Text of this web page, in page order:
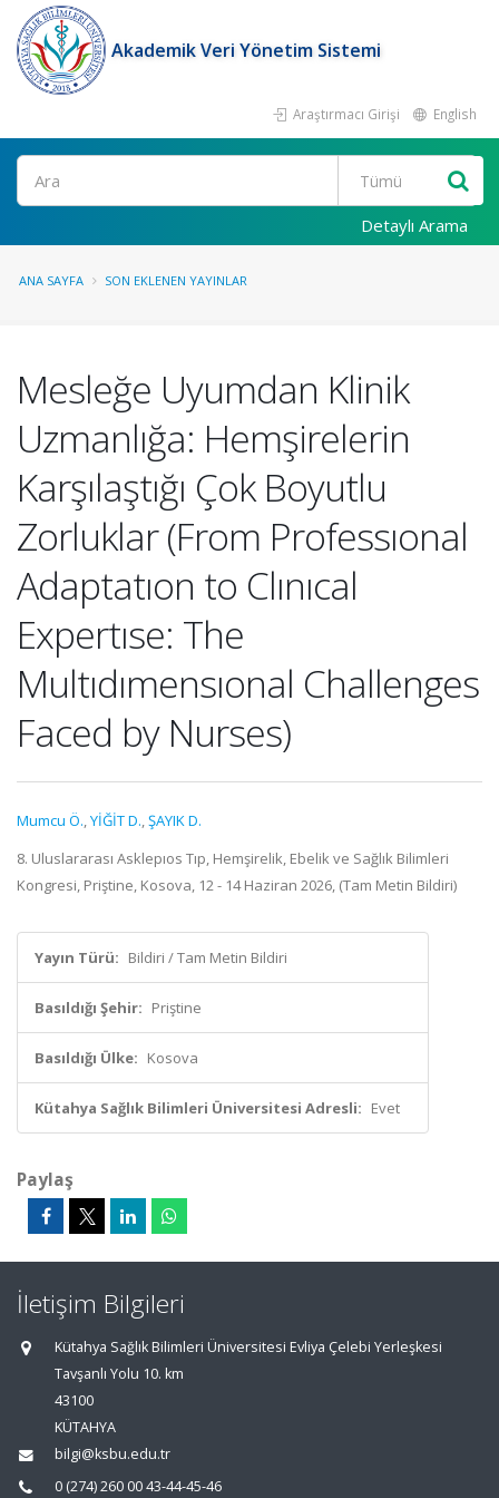
Akademik Veri Yönetim Sistemi
Araştırmacı Girişi English
Ara
Detaylı Arama
ANA SAYFA SON EKLENEN YAYINLAR
Mesleğe Uyumdan Klinik
Uzmanlığa: Hemşirelerin
Karşılaştığı Çok Boyutlu
Zorluklar (From Professıonal
Adaptatıon to Clınıcal
Expertıse: The
Multıdımensıonal Challenges
Faced by Nurses)
Mumcu Ö.,YİĞİT D.,ŞAYIK D.
8. Uluslararası Asklepıos Tıp, Hemşirelik, Ebelik ve Sağlık Bilimleri
Kongresi, Priştine, Kosova, 12 - 14 Haziran 2026, (Tam Metin Bildiri)
Yayın Türü: Bildiri / Tam Metin Bildiri
Basıldığı Şehir: Priştine
Basıldığı Ülke: Kosova
Kütahya Sağlık Bilimleri Üniversitesi Adresli: Evet
Paylaş
İletişim Bilgileri
Kütahya Sağlık Bilimleri Üniversitesi Evliya Çelebi Yerleşkesi
Tavşanlı Yolu 10. km
43100
KÜTAHYA
bilgi@ksbu.edu.tr
0 (274) 260 00 43-44-45-46